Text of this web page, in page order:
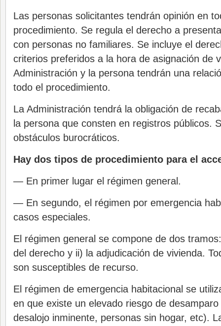
Las personas solicitantes tendrán opinión en
procedimiento. Se regula el derecho a
con personas no familiares. Se incluye el
criterios preferidos a la hora de asignación de
Administración y la persona tendrán una
todo el procedimiento.
La Administración tendrá la obligación de
la persona que consten en registros públicos.
obstáculos burocráticos.
Hay dos tipos de procedimiento para el
— En primer lugar el régimen general.
— En segundo, el régimen por emergencia
casos especiales.
El régimen general se compone de dos
del derecho y ii) la adjudicación de vivienda.
son susceptibles de recurso.
El régimen de emergencia habitacional se
en que existe un elevado riesgo de
desalojo inminente, personas sin hogar, etc).